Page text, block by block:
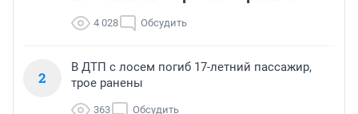
4 028 Обсудить
2
В ДТП с лосем погиб 17-летний пассажир,
трое ранены
363 Обсудить